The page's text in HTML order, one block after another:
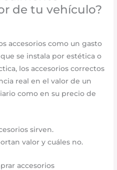
de tu vehículo?
accesorios como un gasto
se instala por estética o
los accesorios correctos
real en el valor de un
como en su precio de
sirven.
valor y cuáles no.
accesorios